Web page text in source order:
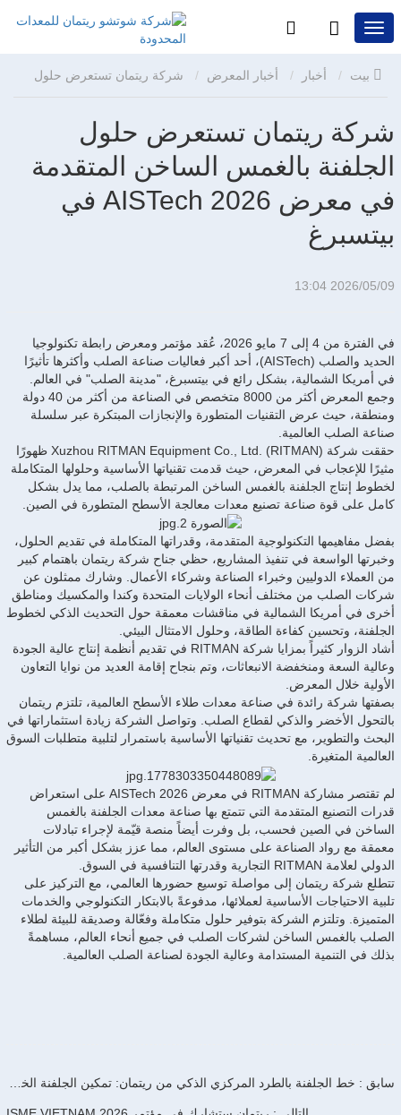
أخبار أخبار المعرض شركة ريتمان تستعرض حلول
بيتسبرغ
شركة ريتمان تستعرض حلول
الجلفنة بالغمس الساخن المتقدمة
في معرض AISTech 2026 في
بيتسبرغ
2026/05/09 13:04
في الفترة من 4 إلى 7 مايو 2026، عُقد مؤتمر ومعرض رابطة تكنولوجيا
الحديد والصلب (AISTech)، أحد أكبر فعاليات صناعة الصلب وأكثرها تأثيرًا
في أمريكا الشمالية، بشكل رائع في بيتسبرغ، "مدينة الصلب" في العالم.
وجمع المعرض أكثر من 8000 متخصص في الصناعة من أكثر من 40 دولة
ومنطقة، حيث عرض التقنيات المتطورة والإنجازات المبتكرة عبر سلسلة
صناعة الصلب العالمية.
حققت شركة Xuzhou RITMAN Equipment Co., Ltd. (RITMAN) ظهورًا
مثيرًا للإعجاب في المعرض، حيث قدمت تقنياتها الأساسية وحلولها المتكاملة
لخطوط إنتاج الجلفنة بالغمس الساخن المرتبطة بالصلب، مما يدل بشكل
كامل على قوة صناعة تصنيع معدات معالجة الأسطح المتطورة في الصين.
بفضل مفاهيمها التكنولوجية المتقدمة، وقدراتها المتكاملة في تقديم الحلول،
وخبرتها الواسعة في تنفيذ المشاريع، حظي جناح شركة ريتمان باهتمام كبير
من العملاء الدوليين وخبراء الصناعة وشركاء الأعمال. وشارك ممثلون عن
شركات الصلب من مختلف أنحاء الولايات المتحدة وكندا والمكسيك ومناطق
أخرى في أمريكا الشمالية في مناقشات معمقة حول التحديث الذكي لخطوط
الجلفنة، وتحسين كفاءة الطاقة، وحلول الامتثال البيئي.
أشاد الزوار كثيراً بمزايا شركة RITMAN في تقديم أنظمة إنتاج عالية الجودة
وعالية السعة ومنخفضة الانبعاثات، وتم بنجاح إقامة العديد من نوايا التعاون
الأولية خلال المعرض.
بصفتها شركة رائدة في صناعة معدات طلاء الأسطح العالمية، تلتزم ريتمان
بالتحول الأخضر والذكي لقطاع الصلب. وتواصل الشركة زيادة استثماراتها في
البحث والتطوير، مع تحديث تقنياتها الأساسية باستمرار لتلبية متطلبات السوق
العالمية المتغيرة.
لم تقتصر مشاركة RITMAN في معرض AISTech 2026 على استعراض
قدرات التصنيع المتقدمة التي تتمتع بها صناعة معدات الجلفنة بالغمس
الساخن في الصين فحسب، بل وفرت أيضاً منصة قيّمة لإجراء تبادلات
معمقة مع رواد الصناعة على مستوى العالم، مما عزز بشكل أكبر من التأثير
الدولي لعلامة RITMAN التجارية وقدرتها التنافسية في السوق.
تتطلع شركة ريتمان إلى مواصلة توسيع حضورها العالمي، مع التركيز على
تلبية الاحتياجات الأساسية لعملائها، مدفوعةً بالابتكار التكنولوجي والخدمات
المتميزة. وتلتزم الشركة بتوفير حلول متكاملة وفعّالة وصديقة للبيئة لطلاء
الصلب بالغمس الساخن لشركات الصلب في جميع أنحاء العالم، مساهمةً
بذلك في التنمية المستدامة وعالية الجودة لصناعة الصلب العالمية.